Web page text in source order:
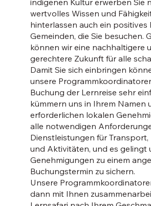
indigenen Kultur erwerben Sie
wertvolles Wissen und
hinterlassen auch ein positives
Gemeinden, die Sie besuchen.
können wir eine nachhaltigere
gerechtere Zukunft für alle
Damit Sie sich einbringen
unsere
Buchung der Lernreise sehr
kümmern uns in Ihrem Namen
erforderlichen lokalen
alle notwendigen
Dienstleistungen für
und Aktivitäten, und es gelingt
Genehmigungen zu einem
Buchungstermin zu sichern.
Unsere
dann mit Ihnen